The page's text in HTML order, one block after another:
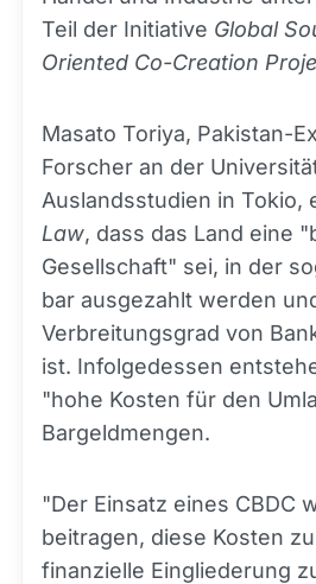
Teil der Initiative Global
Oriented Co-Creation
Masato Toriya, Pakistan-
Forscher an der
Auslandsstudien in Tokio,
Law, dass das Land eine
Gesellschaft" sei, in der
bar ausgezahlt werden
Verbreitungsgrad von
ist. Infolgedessen
"hohe Kosten für den
Bargeldmengen.
"Der Einsatz eines CBDC
beitragen, diese Kosten
finanzielle Eingliederung